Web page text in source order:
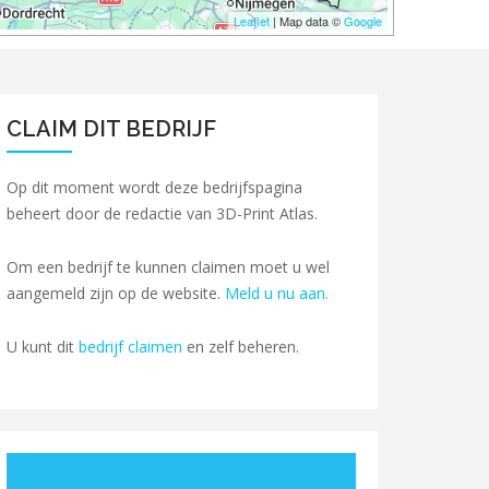
Leaflet | Map data ©Google
CLAIM DIT BEDRIJF
Op dit moment wordt deze bedrijfspagina
beheert door de redactie van 3D-Print Atlas.
Om een bedrijf te kunnen claimen moet u wel
aangemeld zijn op de website. Meld u nu aan.
U kunt dit bedrijf claimen en zelf beheren.